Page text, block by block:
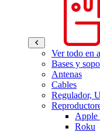
Ver todo en
Bases y
Antenas
Cables
Regulador,
Roku